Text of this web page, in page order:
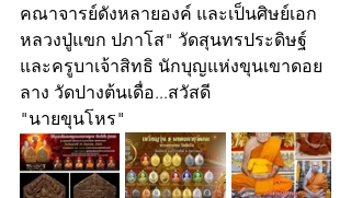
คณาจารย์ดังหลายองค์ และเป็นศิษย์เอก
หลวงปู่แขก​ ป​ภา​โส" วัด​สุนทร​ประดิษฐ์​
และครู​บาเจ้าสิทธิ​ นักบุญแห่งขุนเขาดอย
ลาง วัดปางต้นเดื่อ...สวัสดี
"นายขุนโหร"